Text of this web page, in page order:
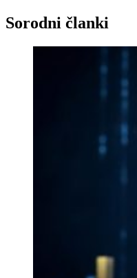
Sorodni članki